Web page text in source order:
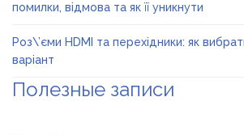
помилки, відмова та як її уникнути
Роз\’єми HDMI та перехідники: як
варіант
Полезные записи